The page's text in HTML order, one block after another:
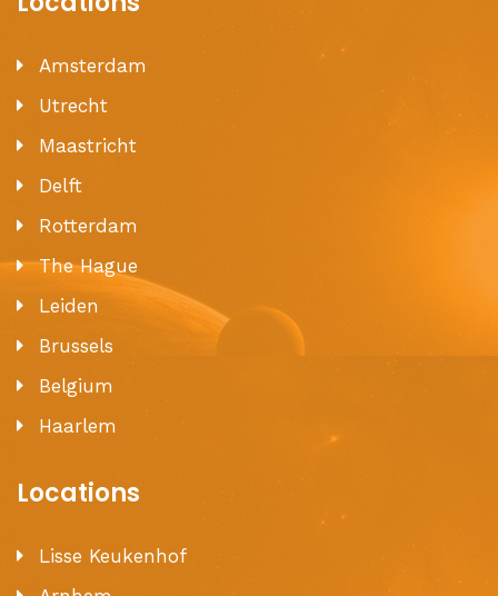
Amsterdam
Utrecht
Maastricht
Delft
Rotterdam
The Hague
Leiden
Brussels
Belgium
Haarlem
Locations
Lisse Keukenhof